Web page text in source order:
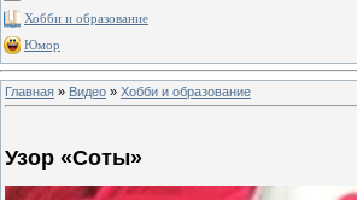
Хобби и образование
Юмор
Главная » Видео » Хобби и образование
Узор «Соты»